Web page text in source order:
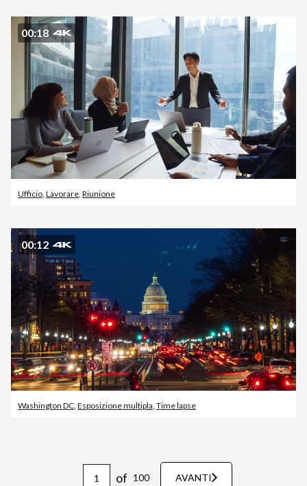
00:18
Ufficio, Lavorare, Riunione
00:12
Washington DC, Esposizione multipla, Time lapse
of 100 AVANTI